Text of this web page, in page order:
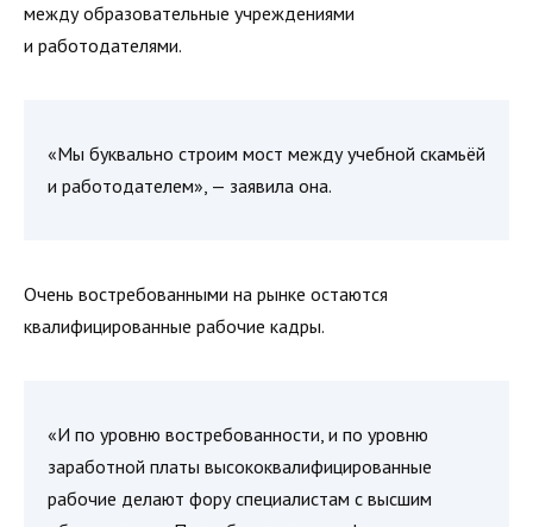
между образовательные учреждениями
и работодателями.
«Мы буквально строим мост между учебной скамьёй
и работодателем», — заявила она.
Очень востребованными на рынке остаются
квалифицированные рабочие кадры.
«И по уровню востребованности, и по уровню
заработной платы высококвалифицированные
рабочие делают фору специалистам с высшим